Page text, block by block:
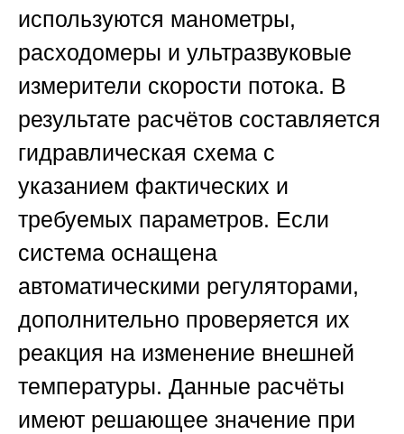
используются манометры,
расходомеры и ультразвуковые
измерители скорости потока. В
результате расчётов составляется
гидравлическая схема с
указанием фактических и
требуемых параметров. Если
система оснащена
автоматическими регуляторами,
дополнительно проверяется их
реакция на изменение внешней
температуры. Данные расчёты
имеют решающее значение при